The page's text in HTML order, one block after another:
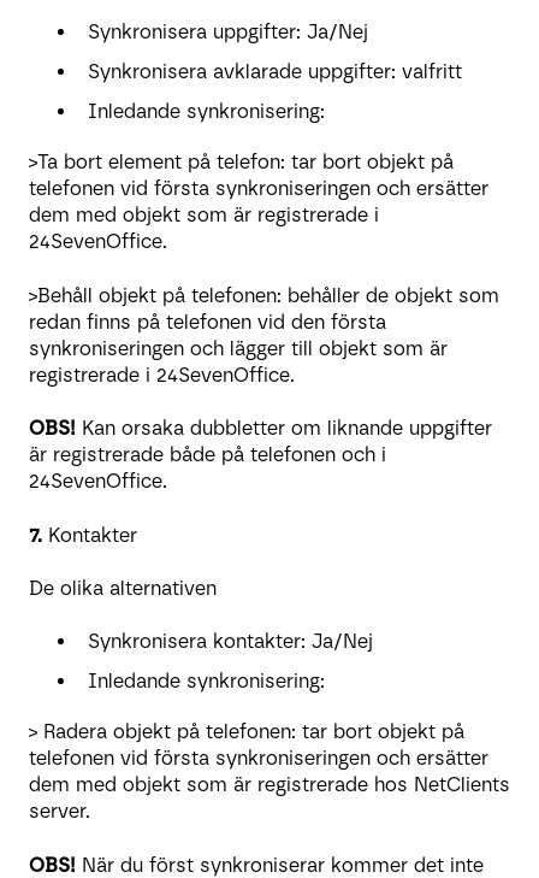
Synkronisera uppgifter: Ja/Nej
Synkronisera avklarade uppgifter: valfritt
Inledande synkronisering:
>Ta bort element på telefon: tar bort objekt på
telefonen vid första synkroniseringen och ersätter
dem med objekt som är registrerade i
24SevenOffice.
>Behåll objekt på telefonen: behåller de objekt som
redan finns på telefonen vid den första
synkroniseringen och lägger till objekt som är
registrerade i 24SevenOffice.
OBS! Kan orsaka dubbletter om liknande uppgifter
är registrerade både på telefonen och i
24SevenOffice.
7. Kontakter
De olika alternativen
Synkronisera kontakter: Ja/Nej
Inledande synkronisering:
> Radera objekt på telefonen: tar bort objekt på
telefonen vid första synkroniseringen och ersätter
dem med objekt som är registrerade hos NetClients
server.
OBS! När du först synkroniserar kommer det inte